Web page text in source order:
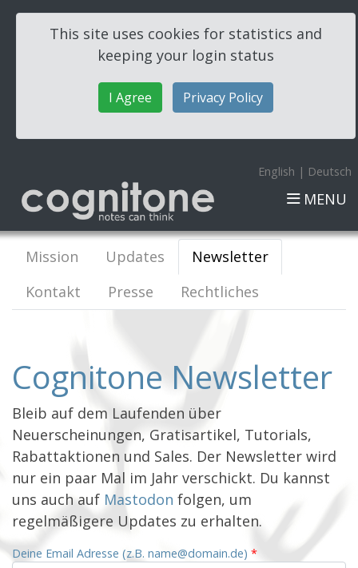
This site uses cookies for statistics and
keeping your login status
I Agree Privacy Policy
English | Deutsch
MENU
Mission Updates
Newsletter
Kontakt
Presse Rechtliches
Cognitone Newsletter
Bleib auf dem Laufenden über
Neuerscheinungen, Gratisartikel, Tutorials,
Rabattaktionen und Sales. Der Newsletter wird
nur ein paar Mal im Jahr verschickt. Du kannst
uns auch auf Mastodon folgen, um
regelmäßigere Updates zu erhalten.
Deine Email Adresse (z.B. name@domain.de) *